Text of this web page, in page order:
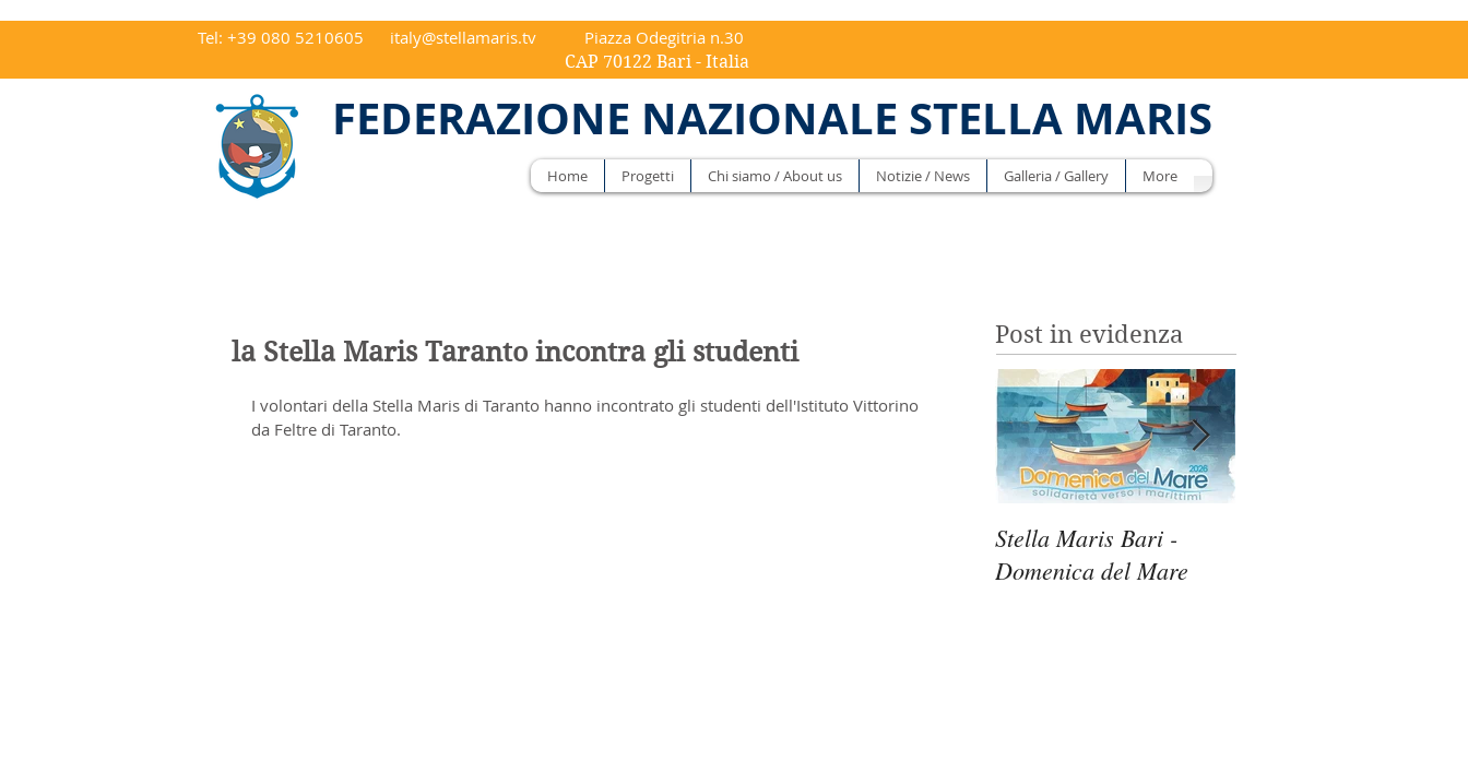
Tel: +39 080 5210605 italy@stellamaris.tv Piazza Odegitria n.30
CAP 70122 Bari - Italia
FEDERAZIONE NAZIONALE STELLA MARIS
Home Progetti Chi siamo / About us Notizie / News Galleria / Gallery More
la Stella Maris Taranto incontra gli studenti
I volontari della Stella Maris di Taranto hanno incontrato gli studenti dell'Istituto Vittorino
da Feltre di Taranto.
Post in evidenza
Stella Maris Bari -
Domenica del Mare